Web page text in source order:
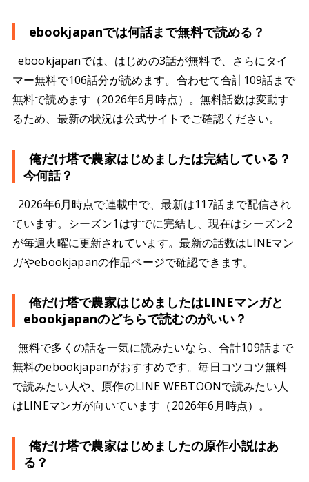
ebookjapanでは何話まで無料で読める？
ebookjapanでは、はじめの3話が無料で、さらにタイ
マー無料で106話分が読めます。合わせて合計109話まで
無料で読めます（2026年6月時点）。無料話数は変動す
るため、最新の状況は公式サイトでご確認ください。
俺だけ塔で農家はじめましたは完結している？
今何話？
2026年6月時点で連載中で、最新は117話まで配信され
ています。シーズン1はすでに完結し、現在はシーズン2
が毎週火曜に更新されています。最新の話数はLINEマン
ガやebookjapanの作品ページで確認できます。
俺だけ塔で農家はじめましたはLINEマンガと
ebookjapanのどちらで読むのがいい？
無料で多くの話を一気に読みたいなら、合計109話まで
無料のebookjapanがおすすめです。毎日コツコツ無料
で読みたい人や、原作のLINE WEBTOONで読みたい人
はLINEマンガが向いています（2026年6月時点）。
俺だけ塔で農家はじめましたの原作小説はあ
る？